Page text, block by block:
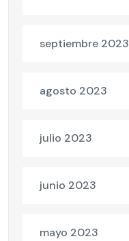
septiembre 2023
agosto 2023
julio 2023
junio 2023
mayo 2023